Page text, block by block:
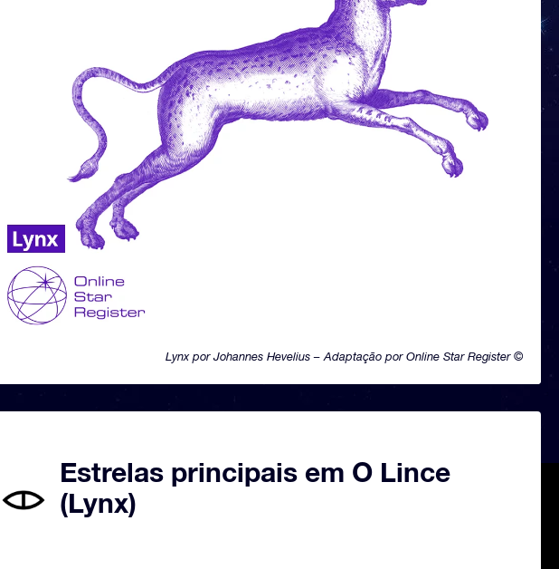
Lynx por Johannes Hevelius – Adaptação por Online Star Register ©
Estrelas principais em O Lince
(Lynx)